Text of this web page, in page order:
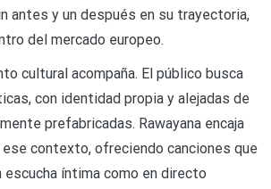
antes y un después en su trayectoria,
del mercado europeo.
cultural acompaña. El público busca
con identidad propia y alejadas de
prefabricadas. Rawayana encaja
contexto, ofreciendo canciones que
escucha íntima como en directo